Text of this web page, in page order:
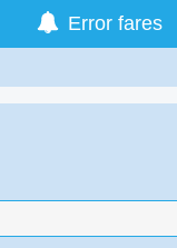
Error fares